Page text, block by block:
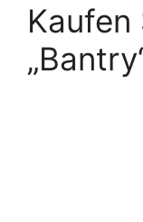
Kaufen